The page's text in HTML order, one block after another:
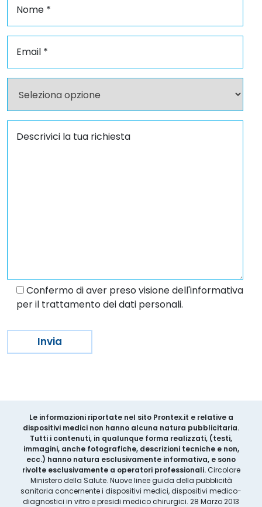
Confermo di aver preso visione dell'informativa
per il trattamento dei dati personali.
Le informazioni riportate nel sito Prontex.it e relative a
dispositivi medici non hanno alcuna natura pubblicitaria.
Tutti i contenuti, in qualunque forma realizzati, (testi,
immagini, anche fotografiche, descrizioni tecniche e non,
ecc.) hanno natura esclusivamente informativa, e sono
rivolte esclusivamente a operatori professionali.Circolare
Ministero della Salute. Nuove linee guida della pubblicità
sanitaria concernente i dispositivi medici, dispositivi medico-
diagnostici in vitro e presidi medico chirurgici. 28 Marzo 2013